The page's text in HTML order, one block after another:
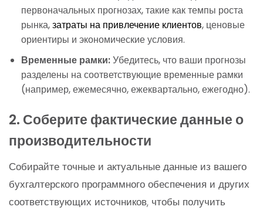
первоначальных прогнозах, такие как темпы роста
рынка,затраты на привлечение клиентов, ценовые
ориентиры и экономические условия.
Временные рамки:Убедитесь, что ваши прогнозы
разделены на соответствующие временные рамки
(например, ежемесячно, ежеквартально, ежегодно).
2. Соберите фактические данные о
производительности
Собирайте точные и актуальные данные из вашего
бухгалтерского программного обеспечения и других
соответствующих источников, чтобы получить